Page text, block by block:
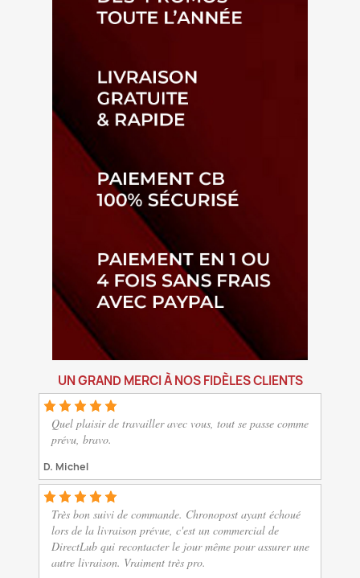
UN GRAND MERCI À NOS FIDÈLES CLIENTS
Quel plaisir de travailler avec vous, tout se passe comme
prévu, bravo.
D. Michel
Très bon suivi de commande. Chronopost ayant échoué
lors de la livraison prévue, c'est un commercial de
DirectLub qui recontacter le jour même pour assurer une
autre livraison. Vraiment très pro.